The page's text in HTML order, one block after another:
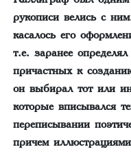
рукописи велись с
касалось его
т.е. заранее
причастных к
он выбирал тот или
которые вписывался
переписывании
причем